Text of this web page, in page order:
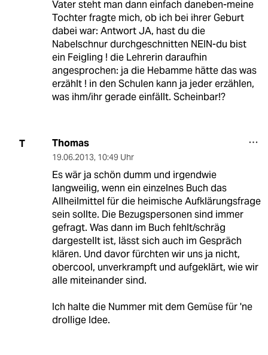
Vater steht man dann einfach daneben-meine
Tochter fragte mich, ob ich bei ihrer Geburt
dabei war: Antwort JA, hast du die
Nabelschnur durchgeschnitten NEIN-du bist
ein Feigling ! die Lehrerin daraufhin
angesprochen: ja die Hebamme hätte das was
erzählt ! in den Schulen kann ja jeder erzählen,
was ihm/ihr gerade einfällt. Scheinbar!?
T Thomas
19.06.2013, 10:49 Uhr
Es wär ja schön dumm und irgendwie
langweilig, wenn ein einzelnes Buch das
Allheilmittel für die heimische Aufklärungsfrage
sein sollte. Die Bezugspersonen sind immer
gefragt. Was dann im Buch fehlt/schräg
dargestellt ist, lässt sich auch im Gespräch
klären. Und davor fürchten wir uns ja nicht,
obercool, unverkrampft und aufgeklärt, wie wir
alle miteinander sind.
Ich halte die Nummer mit dem Gemüse für 'ne
drollige Idee.